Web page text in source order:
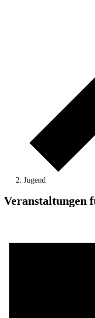
Jugend
Veranstaltungen